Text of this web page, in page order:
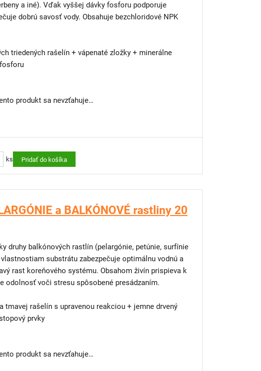
a iné). Vďak vyššej dávky fosforu podporuje
dobrú savosť vody. Obsahuje bezchloridové NPK
triedených rašelín + vápenaté zložky + minerálne
produkt sa nevzťahuje
na výsadbu?
balkóny, terasy alebo malé dvory máme riešenie –
ktorým si vypestujete kvety, bylinky či jahody aj v
ks Pridať do košíka
a BALKÓNOVÉ rastliny 20
druhy balkónových rastlín (pelargónie, petúnie, surfínie
substrátu zabezpečuje optimálnu vodnú a
rast koreňového systému. Obsahom živín prispieva k
odolnosť voči stresu spôsobené presádzaním.
tmavej rašelín s upravenou reakciou + jemne drvený
prvky
produkt sa nevzťahuje